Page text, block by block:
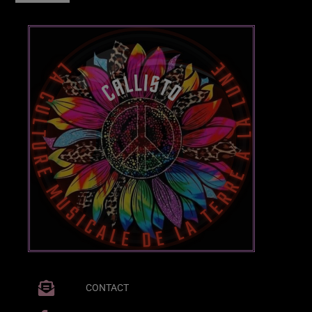
Posts
Video stories
World
EMISSION EN COURS
Beach Morning
CONTACT